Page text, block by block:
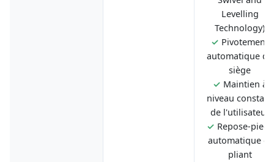
Levelling
Technology)
✓ Pivotement
automatique du
siège
✓ Maintien à
niveau constant
de l'utilisateur
✓ Repose-pieds
automatique et
pliant